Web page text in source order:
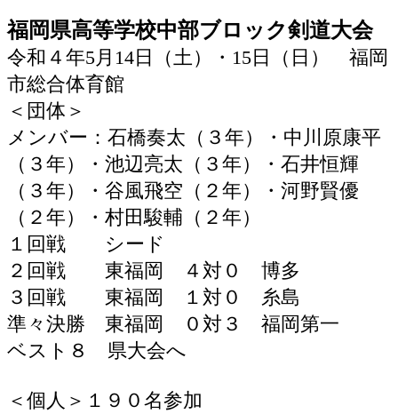
福岡県高等学校中部ブロック剣道大会
令和４年5月14日（土）・15日（日） 福岡
市総合体育館
＜団体＞
メンバー：石橋奏太（３年）・中川原康平
（３年）・池辺亮太（３年）・石井恒輝
（３年）・谷風飛空（２年）・河野賢優
（２年）・村田駿輔（２年）
１回戦 シード
２回戦 東福岡 ４対０ 博多
３回戦 東福岡 １対０ 糸島
準々決勝 東福岡 ０対３ 福岡第一
ベスト８ 県大会へ
＜個人＞１９０名参加